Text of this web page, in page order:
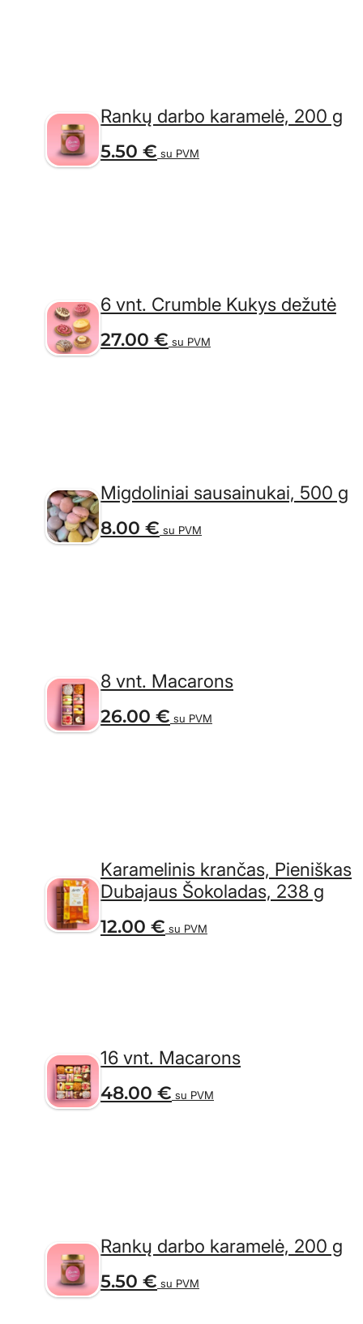
Rankų darbo karamelė, 200 g
5.50 € su PVM
6 vnt. Crumble Kukys dežutė
27.00 € su PVM
Migdoliniai sausainukai, 500 g
8.00 € su PVM
8 vnt. Macarons
26.00 € su PVM
Karamelinis krančas, Pieniškas
Dubajaus Šokoladas, 238 g
12.00 € su PVM
16 vnt. Macarons
48.00 € su PVM
Rankų darbo karamelė, 200 g
5.50 € su PVM